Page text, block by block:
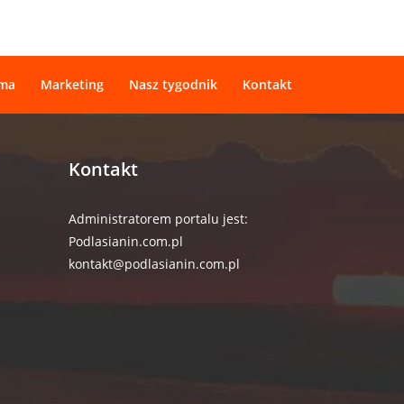
Marketing Nasz tygodnik Kontakt
Kontakt
Administratorem portalu jest:
Podlasianin.com.pl
kontakt@podlasianin.com.pl